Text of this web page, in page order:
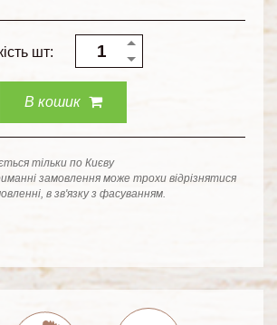
шт:
В кошик
тільки по Києву
замовлення може трохи відрізнятися
в зв'язку з фасуванням.